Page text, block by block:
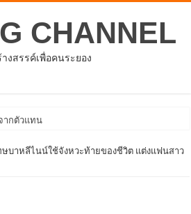
CHANNEL
งสรรค์เพื่อคนระยอง
กตัวแทนศูนย์ธุรกิจจีน – อาเซียน (CABC)
บาหลีไนน์ใช้จังหวะท้ายของชีวิต แต่งแฟนสาว